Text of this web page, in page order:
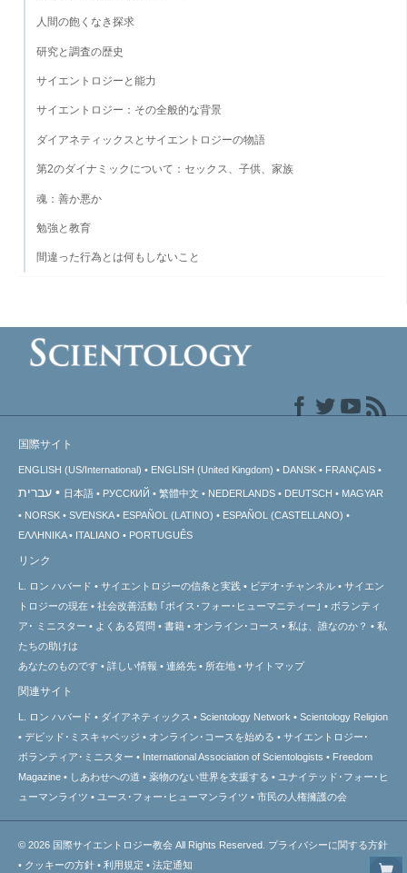
人間の飽くなき探求
研究と調査の歴史
サイエントロジーと能力
サイエントロジー：その全般的な背景
ダイアネティックスとサイエントロジーの物語
第2のダイナミックについて：セックス、子供、家族
魂：善か悪か
勉強と教育
間違った行為とは何もしないこと
国際サイト
ENGLISH (US/International) ENGLISH (United Kingdom) DANSK FRANÇAIS
עברית 日本語 РУССКИЙ 繁體中文 NEDERLANDS DEUTSCH
MAGYAR
NORSK
SVENSKA ESPAÑOL (LATINO)
ESPAÑOL (CASTELLANO)
ΕΛΛΗΝΙΚA
ITALIANO PORTUGUÊS
リンク
L. ロン ハバード サイエントロジーの信条と実践 ビデオ･チャンネル
サイエン
トロジーの現在 社会改善活動 ｢ボイス･フォー･ヒューマニティー｣
ボランティ
ア･
ミニスター よくある質問 書籍 オンライン･コース 私は、誰なのか？
私
たちの助けは
あなたのものです
詳しい情報 連絡先 所在地 サイトマップ
関連サイト
L. ロン ハバード ダイアネティックス Scientology Network
Scientology Religion
デビッド･ミスキャベッジ
オンライン･コースを始める
サイエントロジー･
ボランティア･ミニスター
International Association of Scientologists
Freedom
Magazine
しあわせへの道 薬物のない世界を支援する
ユナイテッド･フォー･ヒ
ューマンライツ
ユース･フォー･ヒューマンライツ 市民の人権擁護の会
© 2026 国際サイエントロジー教会 All Rights Reserved. プライバシーに関する方針
• クッキーの方針 • 利用規定 • 法定通知